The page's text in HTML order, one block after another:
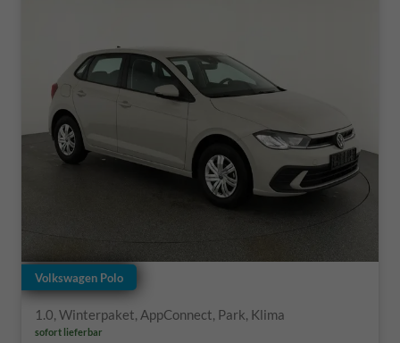
Volkswagen Polo
1.0, Winterpaket, AppConnect, Park, Klima
sofort lieferbar